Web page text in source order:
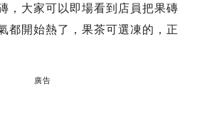
，大家可以即場看到店員把果磚
都開始熱了，果茶可選凍的，正
廣告